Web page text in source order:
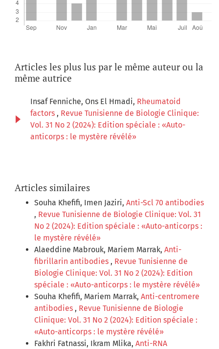
Articles les plus lus par le même auteur ou la
même autrice
Insaf Fenniche, Ons El Hmadi, Rheumatoid
factors , Revue Tunisienne de Biologie Clinique:
Vol. 31 No 2 (2024): Edition spéciale : «Auto-
anticorps : le mystère révélé»
Articles similaires
Souha Khefifi, Imen Jaziri, Anti-Scl 70 antibodies
, Revue Tunisienne de Biologie Clinique: Vol. 31
No 2 (2024): Edition spéciale : «Auto-anticorps :
le mystère révélé»
Alaeddine Mabrouk, Mariem Marrak, Anti-
fibrillarin antibodies , Revue Tunisienne de
Biologie Clinique: Vol. 31 No 2 (2024): Edition
spéciale : «Auto-anticorps : le mystère révélé»
Souha Khefifi, Mariem Marrak, Anti-centromere
antibodies , Revue Tunisienne de Biologie
Clinique: Vol. 31 No 2 (2024): Edition spéciale :
«Auto-anticorps : le mystère révélé»
Fakhri Fatnassi, Ikram Mlika, Anti-RNA